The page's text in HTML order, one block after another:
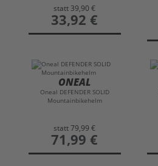
statt 39,90 €
preis
33,92 €
ONEAL
Oneal DEFENDER SOLID
Mountainbikehelm
statt79,99 €
preis
71,99 €